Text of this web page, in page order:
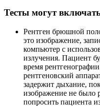
Тесты могут
Рентген брюшной
это изображение,
компьютер с
излучения. Пациент
время
рентгеновский
задержит дыхание,
изображение не
попросить пациента